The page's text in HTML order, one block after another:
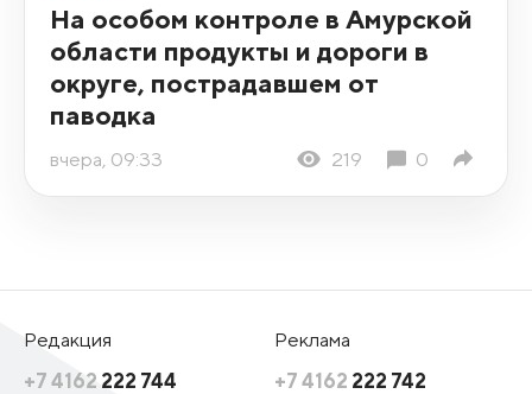
На особом контроле в Амурской
области продукты и дороги в
округе, пострадавшем от
паводка
вчера, 09:33 219 0
Редакция
+7 4162 222 744
Реклама
+7 4162 222 742